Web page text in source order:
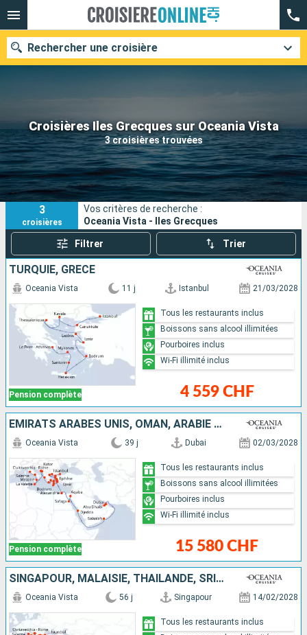
Croisières Iles Grecques sur Oceania Vista
3 croisières trouvées
Rechercher une croisière
Nos destinations
Mois de départ
Ports Compagnies
Rechercher
3
croisières
Vos critères de recherche :
Oceania Vista - Iles Grecques
Filtrer Trier
TURQUIE, GRÈCE
Pension complète
Oceania Vista 11 j Istanbul 21/03/2028
4 559 CHF
Tous les restaurants inclus
Boissons sans alcool illimitées
Pourboires inclus
Wi-Fi illimité inclus
EMIRATS ARABES UNIS, OMAN, ARABIE SAOUDITE, JORDANIE, EGYPTE, TURQUIE, GRÈCE, MONTÉNÉGRO, CROATIE, MALTE, ITALIE
Pension complète
Oceania Vista 39 j Dubai 02/03/2028
15 580 CHF
Tous les restaurants inclus
Boissons sans alcool illimitées
Pourboires inclus
Wi-Fi illimité inclus
SINGAPOUR, MALAISIE, THAÏLANDE, SRI LANKA, INDE, EMIRATS ARABES UNIS, OMAN, ARABIE SAOUDITE, JORDANIE, EGYPTE, TURQUIE, GRÈCE, MONTÉNÉGRO, CROATIE, MALTE, ITALIE
Oceania Vista 56 j Singapour 14/02/2028
Tous les restaurants inclus